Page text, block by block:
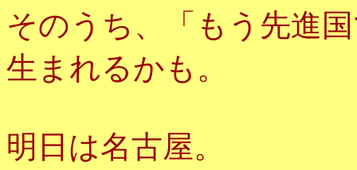
そのうち、「もう先進
生まれるかも。
明日は名古屋。